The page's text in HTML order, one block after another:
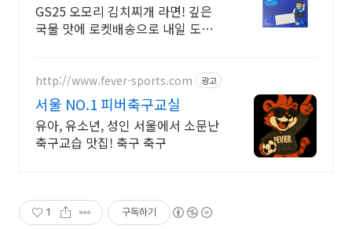
GS25 오모리 김치찌개 라면! 깊은
국물 맛에 로켓배송으로 내일 도착!
요.
http://www.fever-sports.com 광고
서울 NO.1 피버축구교실
유아, 유소년, 성인 서울에서 소문난
축구교습 맛집! 축구 축구
1 구독하기